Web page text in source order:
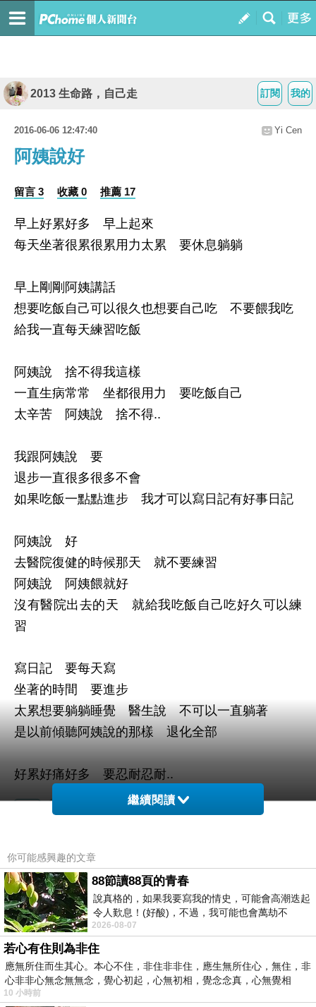
我的
訂閱
2013 生命路，自己走
2016-06-06 12:47:40 Yi Cen
阿姨說好
留言 3 收藏 0 推薦 17
早上好累好多 早上起來
每天坐著很累很累用力太累 要休息躺躺
早上剛剛阿姨講話
想要吃飯自己可以很久也想要自己吃 不要餵我吃
給我一直每天練習吃飯
阿姨說 捨不得我這樣
一直生病常常 坐都很用力 要吃飯自己
太辛苦 阿姨說 捨不得..
我跟阿姨說 要
退步一直很多很多不會
如果吃飯一點點進步 我才可以寫日記有好事日記
阿姨說 好
去醫院復健的時候那天 就不要練習
阿姨說 阿姨餵就好
沒有醫院出去的天 就給我吃飯自己吃好久可以練
習
寫日記 要每天寫
坐著的時間 要進步
太累想要躺躺睡覺 醫生說 不可以一直躺著
是以前傾聽阿姨說的那樣 退化全部
好累好痛好多 要忍耐忍耐..
新聞台Blog小天使
繼續閱讀
你可能感興趣的文章
88節讀88頁的青春
說真格的，如果我要寫我的情史，可能會高潮迭起
令人歎息！(好酸)，不過，我可能也會萬劫不
復...，每天跪鍵盤還是被判了花心的罪
2026-08-07
若心有住則為非住
應無所住而生其心。本心不住，非住非非住，應生無所住心，無住，非
心非非心無念無無念，覺心初起，心無初相，覺念念真，心無覺相
10 小時前